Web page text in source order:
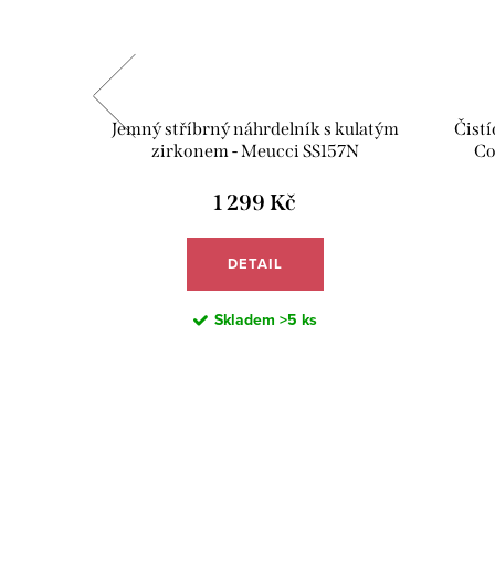
Jemný stříbrný náhrdelník s kulatým
zirkonem - Meucci SS157N
1 299 Kč
DETAIL
Skladem >5 ks